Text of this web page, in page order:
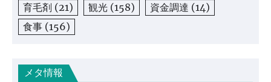
育毛剤 (21) 観光 (158) 資金調達 (14)
食事 (156)
メタ情報